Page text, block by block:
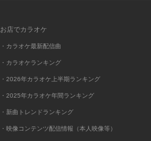
お店でカラオケ
・カラオケ最新配信曲
・カラオケランキング
・2026年カラオケ上半期ランキング
・2025年カラオケ年間ランキング
・新曲トレンドランキング
・映像コンテンツ配信情報（本人映像等）